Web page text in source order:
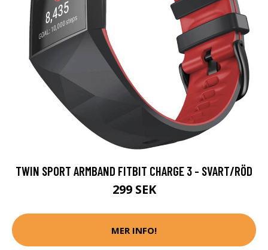
TWIN SPORT ARMBAND FITBIT CHARGE 3 - SVART/RÖD
299 SEK
MER INFO!